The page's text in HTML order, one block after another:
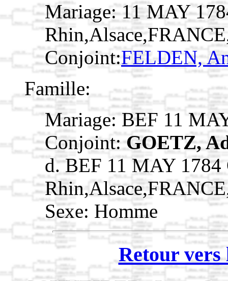
Mariage: 11 MAY
Conjoint:FELDEN,
Famille:
Mariage: BEF 11
Conjoint: GOETZ,
d. BEF 11 MAY 1784
Sexe: Homme
Retour vers